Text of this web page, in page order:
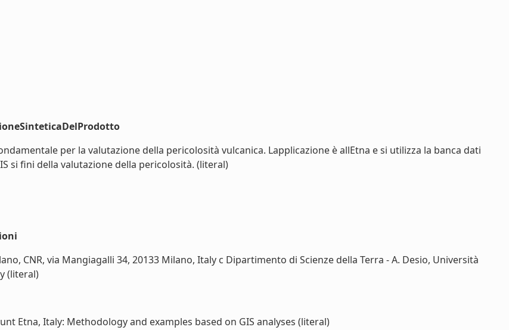
per la valutazione della pericolosità vulcanica. Lapplicazione è allEtna e si utilizza la banca dati
si fini della valutazione della pericolosità. (literal)
CNR, via Mangiagalli 34, 20133 Milano, Italy c Dipartimento di Scienze della Terra - A. Desio, Università
(literal)
Etna, Italy: Methodology and examples based on GIS analyses (literal)